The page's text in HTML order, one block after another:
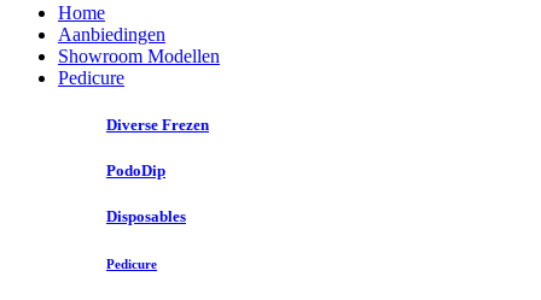
Home
Aanbiedingen
Showroom Modellen
Pedicure
Diverse Frezen
PodoDip
Disposables
Pedicure